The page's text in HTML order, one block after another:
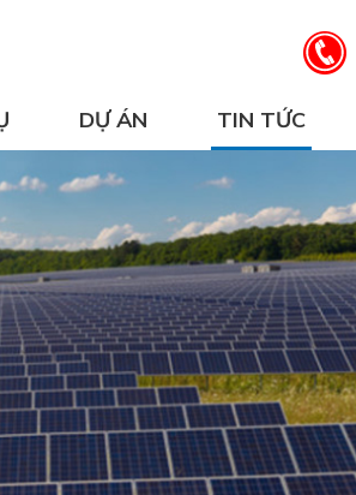
DỰ ÁN TIN TỨC